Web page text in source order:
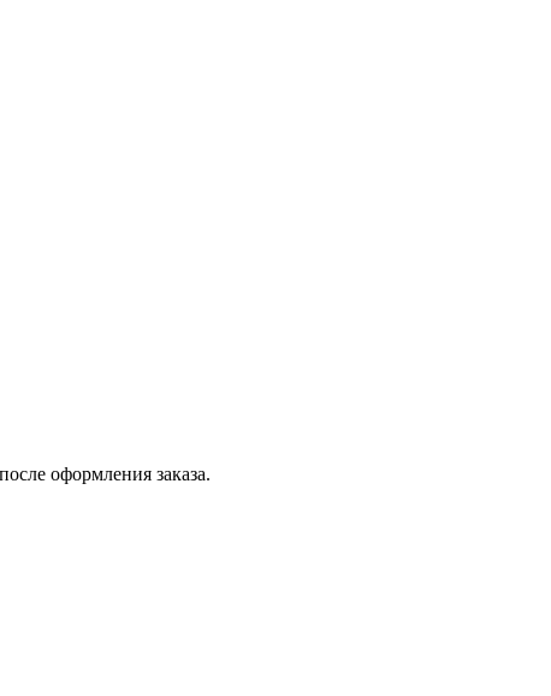
оформления заказа.